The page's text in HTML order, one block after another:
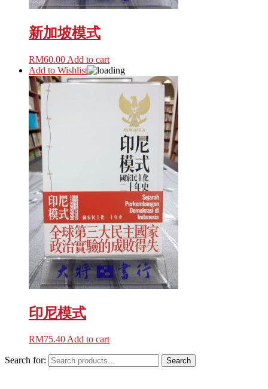
新加坡模式
RM60.00 Add to cart
Add to Wishlist
印尼模式
RM75.40Add to cart
Search for: Search